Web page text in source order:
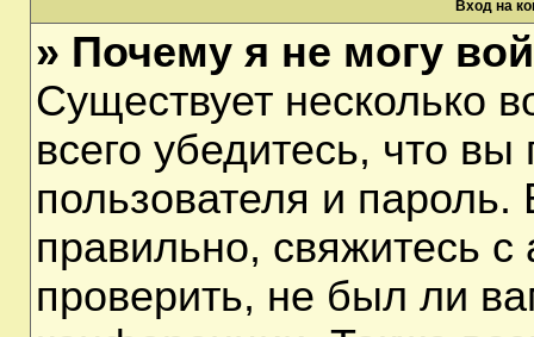
Вход на
» Почему я не могу
Существует несколько
всего убедитесь, что
пользователя и
правильно, свяжитесь
проверить, не был ли